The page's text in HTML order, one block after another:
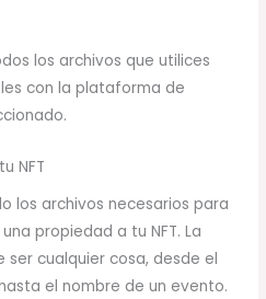
los archivos que utilices
con la plataforma de
NFT
los archivos necesarios para
propiedad a tu NFT. La
ser cualquier cosa, desde el
el nombre de un evento.